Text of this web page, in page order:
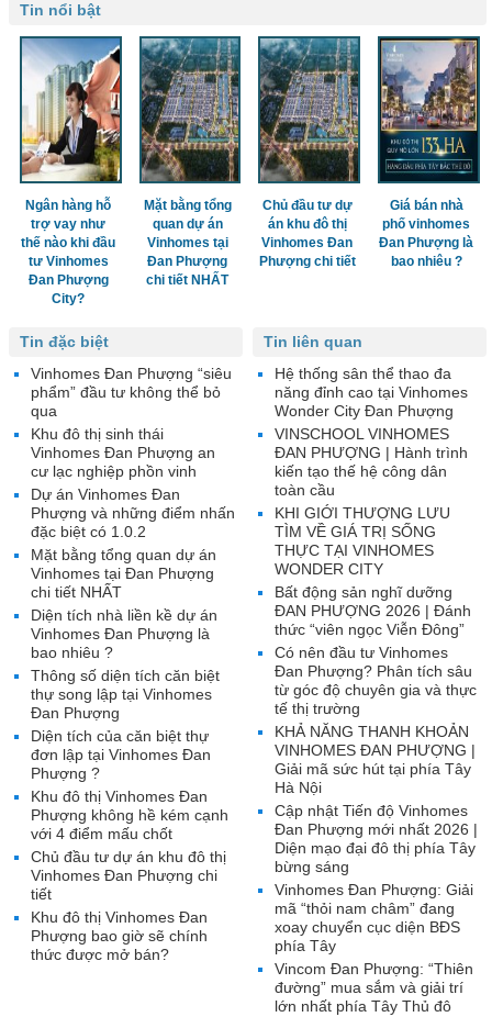
Tin nổi bật
Ngân hàng hỗ
trợ vay như
thế nào khi đầu
tư Vinhomes
Đan Phượng
City?
Mặt bằng tổng
quan dự án
Vinhomes tại
Đan Phượng
chi tiết NHẤT
Chủ đầu tư dự
án khu đô thị
Vinhomes Đan
Phượng chi tiết
Giá bán nhà
phố vinhomes
Đan Phượng là
bao nhiêu ?
Tin liên quan
Hệ thống sân thể thao đa
năng đỉnh cao tại Vinhomes
Wonder City Đan Phượng
VINSCHOOL VINHOMES
ĐAN PHƯỢNG | Hành trình
kiến tạo thế hệ công dân
toàn cầu
KHI GIỚI THƯỢNG LƯU
TÌM VỀ GIÁ TRỊ SỐNG
THỰC TẠI VINHOMES
WONDER CITY
Bất động sản nghĩ dưỡng
ĐAN PHƯỢNG 2026 | Đánh
thức “viên ngọc Viễn Đông”
Có nên đầu tư Vinhomes
Đan Phượng? Phân tích sâu
từ góc độ chuyên gia và thực
tế thị trường
KHẢ NĂNG THANH KHOẢN
VINHOMES ĐAN PHƯỢNG |
Giải mã sức hút tại phía Tây
Hà Nội
Cập nhật Tiến độ Vinhomes
Đan Phượng mới nhất 2026 |
Diện mạo đại đô thị phía Tây
bừng sáng
Vinhomes Đan Phượng: Giải
mã “thỏi nam châm” đang
xoay chuyển cục diện BĐS
phía Tây
Vincom Đan Phượng: “Thiên
đường” mua sắm và giải trí
lớn nhất phía Tây Thủ đô
Tin đặc biệt
Vinhomes Đan Phượng “siêu
phẩm” đầu tư không thể bỏ
qua
Khu đô thị sinh thái
Vinhomes Đan Phượng an
cư lạc nghiệp phồn vinh
Dự án Vinhomes Đan
Phượng và những điểm nhấn
đặc biệt có 1.0.2
Mặt bằng tổng quan dự án
Vinhomes tại Đan Phượng
chi tiết NHẤT
Diện tích nhà liền kề dự án
Vinhomes Đan Phượng là
bao nhiêu ?
Thông số diện tích căn biệt
thự song lập tại Vinhomes
Đan Phượng
Diện tích của căn biệt thự
đơn lập tại Vinhomes Đan
Phượng ?
Khu đô thị Vinhomes Đan
Phượng không hề kém cạnh
với 4 điểm mấu chốt
Chủ đầu tư dự án khu đô thị
Vinhomes Đan Phượng chi
tiết
Khu đô thị Vinhomes Đan
Phượng bao giờ sẽ chính
thức được mở bán?